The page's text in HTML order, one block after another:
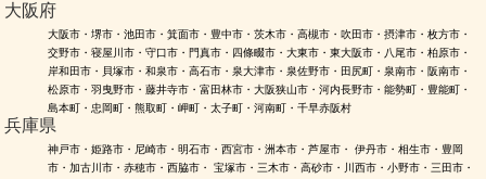
大阪府
大阪市・堺市・池田市・箕面市・豊中市・茨木市・高槻市・吹田市・摂津市・枚方市・
交野市・寝屋川市・守口市・門真市・四條畷市・大東市・東大阪市・八尾市・柏原市・
岸和田市・貝塚市・和泉市・高石市・泉大津市・泉佐野市・田尻町・泉南市・阪南市・
松原市・羽曳野市・藤井寺市・富田林市・大阪狭山市・河内長野市・能勢町・豊能町・
島本町・忠岡町・熊取町・岬町・太子町・河南町・千早赤阪村
兵庫県
神戸市・姫路市・尼崎市・明石市・西宮市・洲本市・芦屋市・ 伊丹市・相生市・豊岡
市・加古川市・赤穂市・西脇市・ 宝塚市・三木市・高砂市・川西市・小野市・三田市・